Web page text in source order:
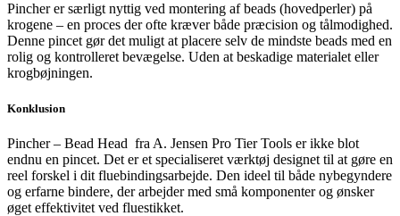
Pincher er særligt nyttig ved montering af beads (hovedperler) på
krogene – en proces der ofte kræver både præcision og tålmodighed.
Denne pincet gør det muligt at placere selv de mindste beads med en
rolig og kontrolleret bevægelse. Uden at beskadige materialet eller
krogbøjningen.
Konklusion
Pincher – Bead Head fra A. Jensen Pro Tier Tools er ikke blot
endnu en pincet. Det er et specialiseret værktøj designet til at gøre en
reel forskel i dit fluebindingsarbejde. Den ideel til både nybegyndere
og erfarne bindere, der arbejder med små komponenter og ønsker
øget effektivitet ved fluestikket.